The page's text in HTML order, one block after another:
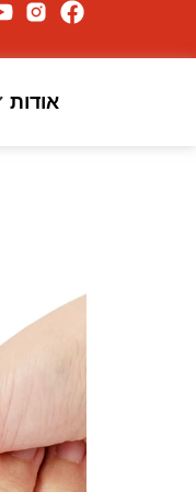
אודות